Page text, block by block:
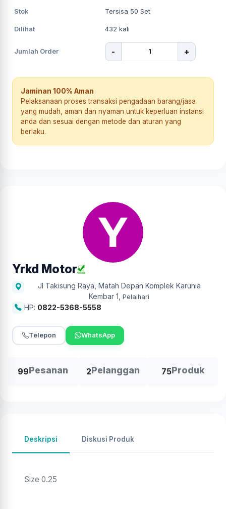
Stok Tersisa 50 Set
Dilihat 432 kali
Jumlah Order - +
Jaminan 100% Aman
Pelaksanaan proses transaksi pengadaan barang/jasa
yang mudah, aman dan nyaman untuk keperluan instansi
anda dan sesuai dengan metode dan aturan yang
berlaku.
Yrkd Motor
Jl Takisung Raya, Matah Depan Komplek Karunia
Kembar 1 Pelaihari
HP: 0822-5368-5558
Telepon WhatsApp
99Pesanan 2Pelanggan 75Produk
Deskripsi Diskusi Produk
Size 0.25